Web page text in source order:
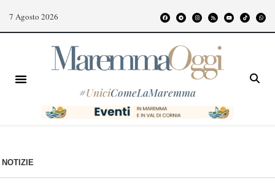
7 Agosto 2026
#UniciComeLaMaremma
NOTIZIE